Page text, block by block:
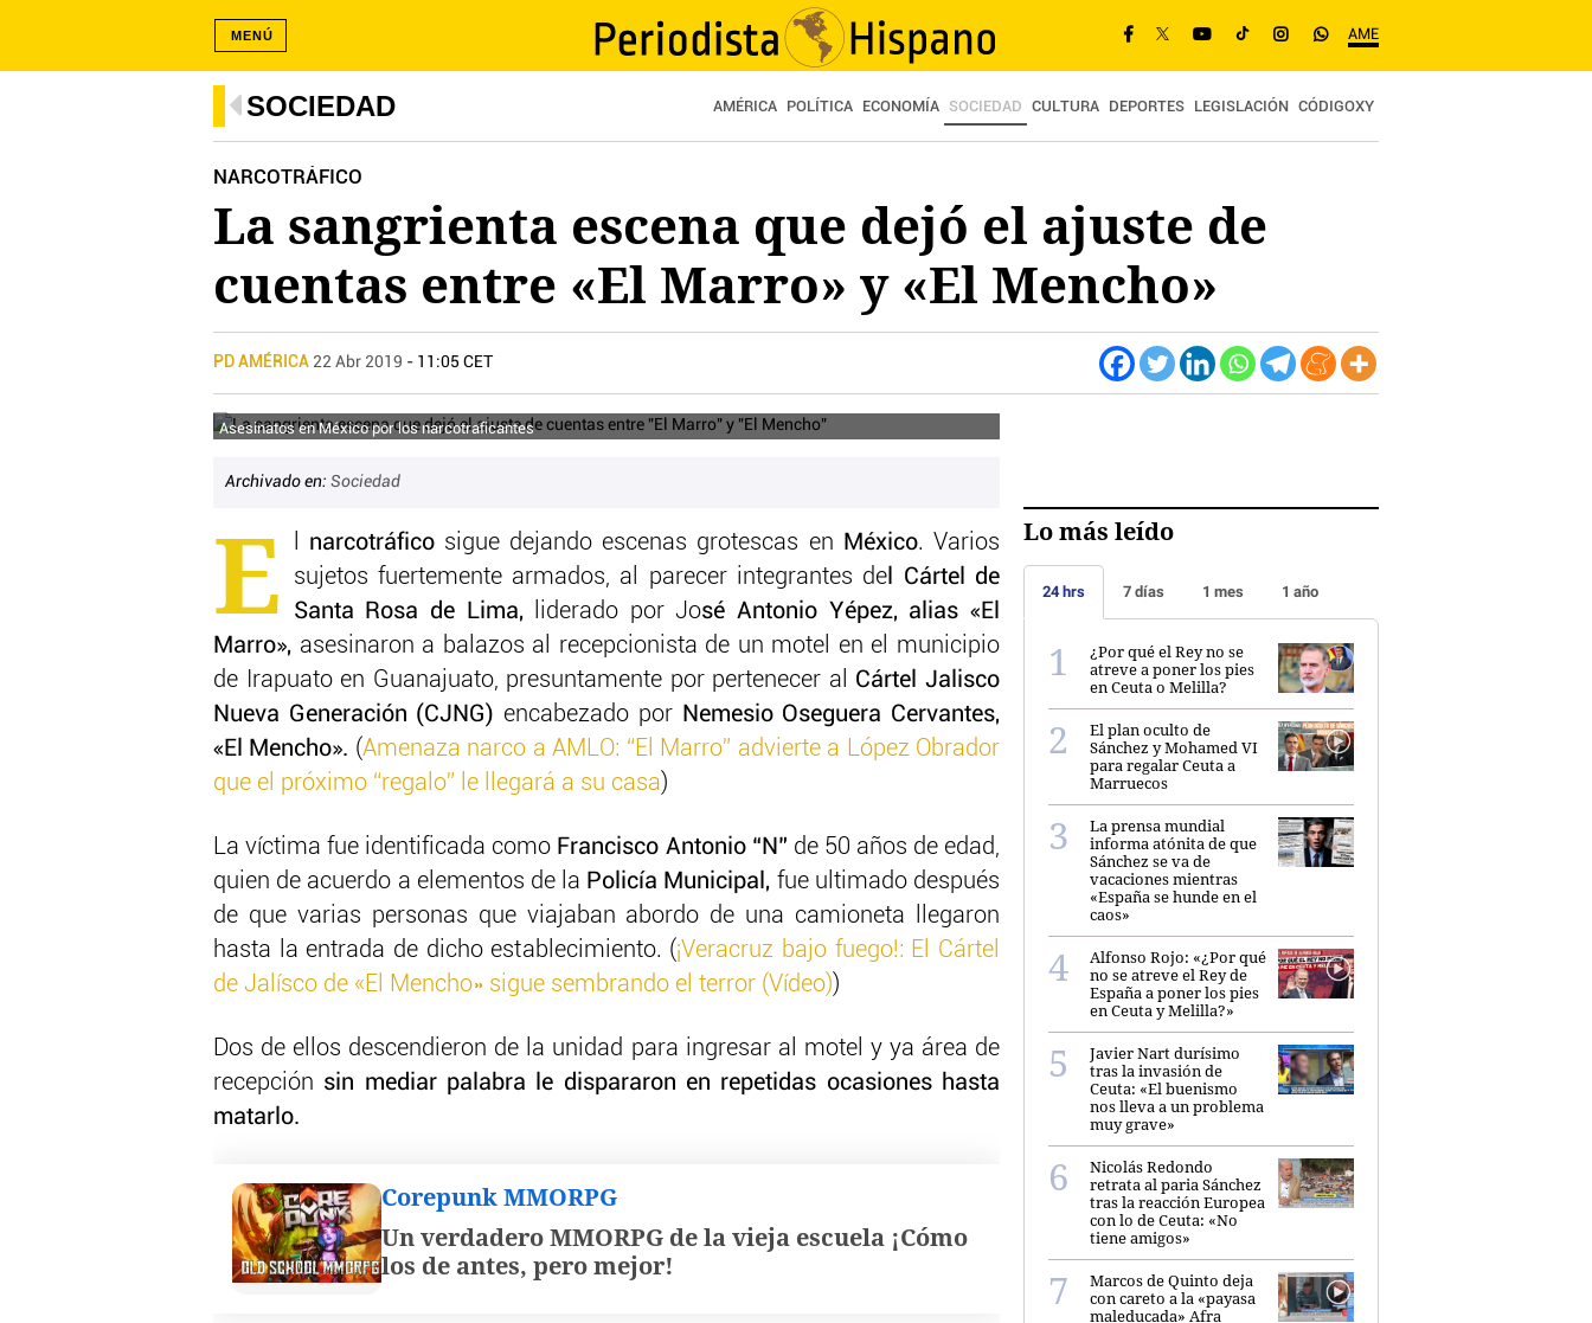
AME
MENÚ
SOCIEDAD AMÉRICA POLÍTICA ECONOMÍA SOCIEDAD CULTURA DEPORTES LEGISLACIÓN CÓDIGOXY
NARCOTRÁFICO
La sangrienta escena que dejó el ajuste de
cuentas entre «El Marro» y «El Mencho»
PD AMÉRICA 22 Abr 2019 - 11:05 CET
Asesinatos en México por los narcotraficantes
Archivado en: Sociedad
E narcotráficosigue dejando escenas grotescas en México. Varios
sujetos fuertemente armados, al parecer integrantes de l Cártel de
Santa Rosa de Lima, liderado por José Antonio Yépez, alias «El
Marro», asesinaron a balazos al recepcionista de un motel en el municipio
de Irapuato en Guanajuato, presuntamente por pertenecer al
Cártel Jalisco
Nueva Generación (CJNG) encabezado por Nemesio Oseguera Cervantes,
«El Mencho». (Amenaza narco a AMLO: “El Marro” advierte a López Obrador
que el próximo “regalo” le llegará a su casa)
La víctima fue identificada como Francisco Antonio “N” de 50 años de edad,
quien de acuerdo a elementos de la Policía Municipal, fue ultimado después
de que varias personas que viajaban abordo de una camioneta llegaron
hasta la entrada de dicho establecimiento. (¡Veracruz bajo fuego!: El Cártel
de Jalísco de «El Mencho» sigue sembrando el terror (Vídeo))
Dos de ellos descendieron de la unidad para ingresar al motel y ya área de
recepción sin mediar palabra le dispararon en repetidas ocasiones hasta
matarlo.
Corepunk MMORPG
Un verdadero MMORPG de la vieja escuela ¡Cómo
los de antes, pero mejor!
Lo más leído
24 hrs 7 días 1 mes 1 año
¿Por qué el Rey no se
atreve a poner los pies
en Ceuta o Melilla?
El plan oculto de
Sánchez y Mohamed VI
para regalar Ceuta a
Marruecos
La prensa mundial
informa atónita de que
Sánchez se va de
vacaciones mientras
«España se hunde en el
caos»
Alfonso Rojo: «¿Por qué
no se atreve el Rey de
España a poner los pies
en Ceuta y Melilla?»
Javier Nart durísimo
tras la invasión de
Ceuta: «El buenismo
nos lleva a un problema
muy grave»
Nicolás Redondo
retrata al paria Sánchez
tras la reacción Europea
con lo de Ceuta: «No
tiene amigos»
Marcos de Quinto deja
con careto a la «payasa
maleducada» Afra